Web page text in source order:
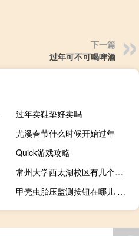
下一篇
过年可不可喝啤酒
过年卖鞋垫好卖吗
尤溪春节什么时候开始过年
Quick游戏攻略
常州大学西太湖校区有几个专业
甲壳虫胎压监测按钮在哪儿 甲壳虫胎压正常为什么显示故障灯